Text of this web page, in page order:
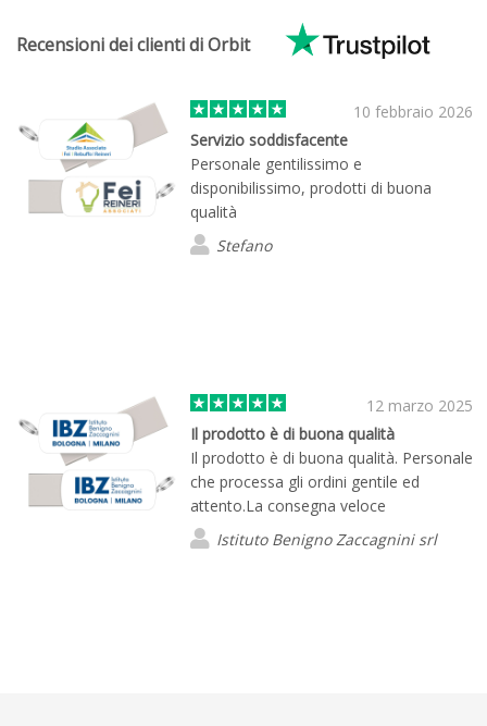
Recensioni dei clienti di Orbit
10 febbraio 2026
Servizio soddisfacente
Personale gentilissimo e
disponibilissimo, prodotti di buona
qualità
Stefano
12 marzo 2025
Il prodotto è di buona qualità
Il prodotto è di buona qualità. Personale
che processa gli ordini gentile ed
attento.La consegna veloce
Istituto Benigno Zaccagnini srl